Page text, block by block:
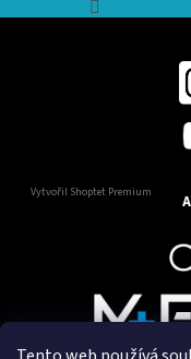
Vytvořil Shoptet Premium